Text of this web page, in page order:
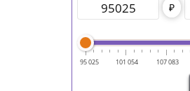
₽
95 025 101 054 107 083